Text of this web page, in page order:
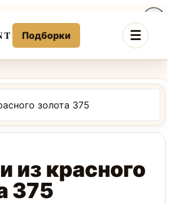
Подборки
из красного
375